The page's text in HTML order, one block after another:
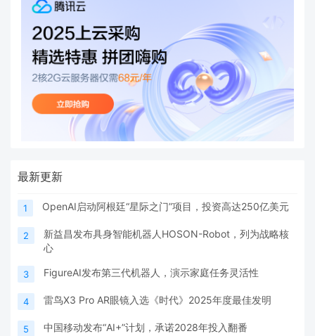
最新更新
1 OpenAI启动阿根廷“星际之门”项目，投资高达250亿美元
2
新益昌发布具身智能机器人HOSON-Robot，列为战略核
心
3 FigureAI发布第三代机器人，演示家庭任务灵活性
4 雷鸟X3 Pro AR眼镜入选《时代》2025年度最佳发明
5 中国移动发布“AI+”计划，承诺2028年投入翻番